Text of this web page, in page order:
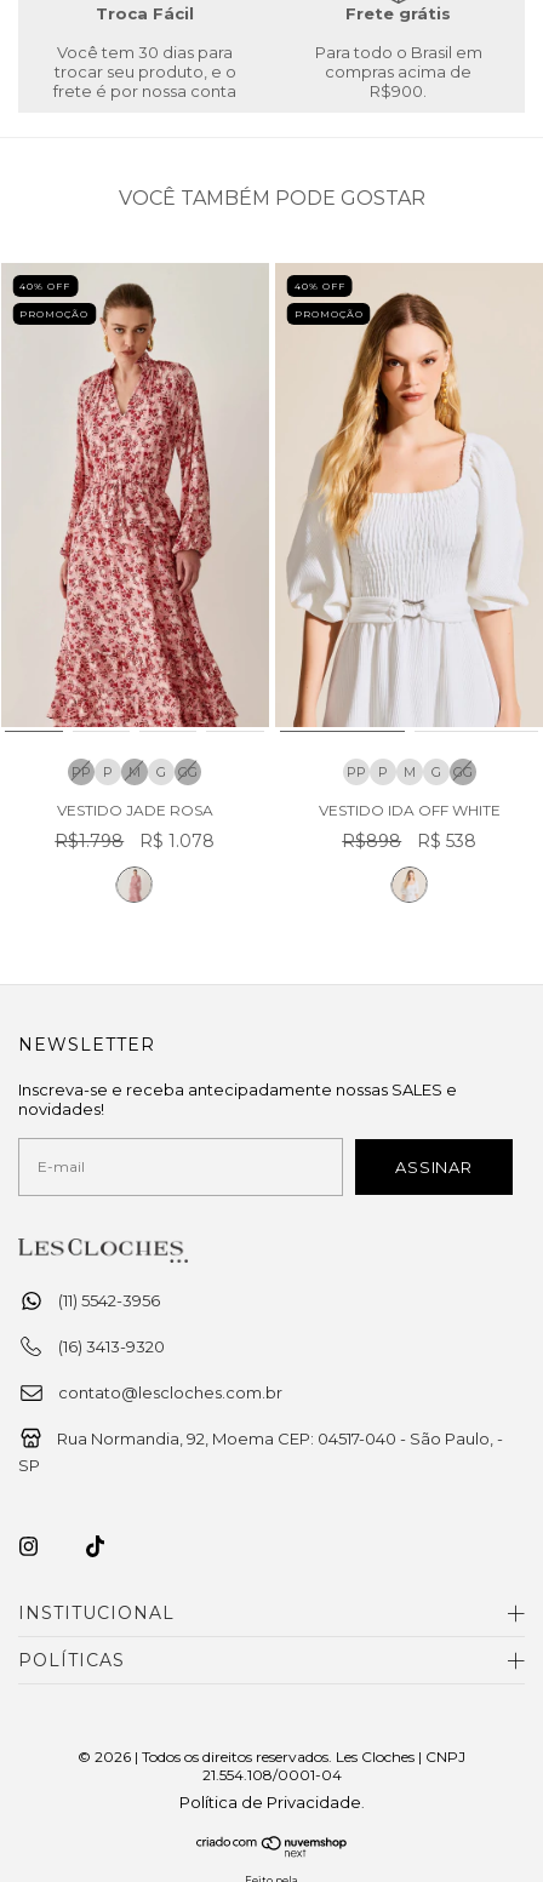
Troca Fácil
Você tem 30 dias para
trocar seu produto, e o
frete é por nossa conta
Frete grátis
Para todo o Brasil em
compras acima de
R$900.
VOCÊ TAMBÉM PODE GOSTAR
40% OFF
PROMOÇÃO
PP P M G GG
VESTIDO JADE ROSA
R$1.798 R$ 1.078
40% OFF
PROMOÇÃO
PP P M G GG
VESTIDO IDA OFF WHITE
R$898 R$ 538
(11) 5542-3956
(16) 3413-9320
contato@lescloches.com.br
Rua Normandia, 92, Moema CEP: 04517-040 - São Paulo, -
SP
INSTITUCIONAL
POLÍTICAS
NEWSLETTER
Inscreva-se e receba antecipadamente nossas SALES e
novidades!
© 2026 | Todos os direitos reservados. Les Cloches | CNPJ
21.554.108/0001-04
Política de Privacidade